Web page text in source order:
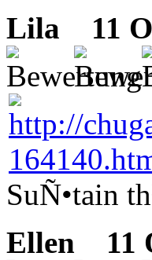
Lila 11
SuÑ•tain
Ellen
11